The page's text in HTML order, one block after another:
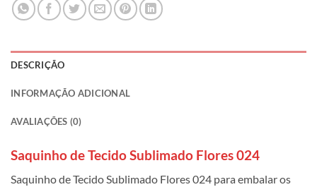
DESCRIÇÃO
INFORMAÇÃO ADICIONAL
AVALIAÇÕES (0)
Saquinho de Tecido Sublimado Flores 024
Saquinho de Tecido Sublimado Flores 024 para embalar os